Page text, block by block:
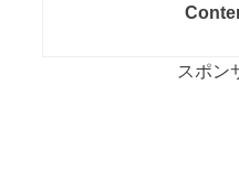
スポン